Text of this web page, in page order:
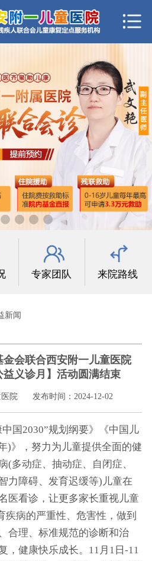
专家团队 来院路线
新闻
金会联合西安附一儿童医院
益义诊月】活动圆满结束
院 发布时间：2024-12-02
国2030”规划纲要》《中国儿
)》，努力为儿童提供全面的健
(多动症、抽动症、自闭症、
力障碍、发育迟缓等)儿童在
医看诊，让更多家长重视儿童
病的严重性、危害性，做到
合理、标准规范的诊断和治
，健康快乐成长。11月1日-11